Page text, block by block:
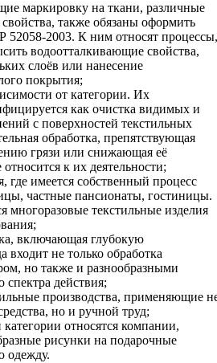
маркировку на ткани, различные
также обязаны оформить
52058-2003. К ним относят процессы,
водоотталкивающие свойства,
слоёв или нанесение
покрытия;
от категории. Их
как очистка видимых и
с поверхностей текстильных
обработка, препятствующая
грязи или снижающая её
к их деятельности;
имеется собственный процесс
частные пансионаты, гостиницы.
многоразовые текстильные изделия
включающая глубокую
не только обработка
но также и разнообразными
спектра действия;
производства, применяющие
но и ручной труд;
относятся компании,
рисунки на подарочные
одежду.